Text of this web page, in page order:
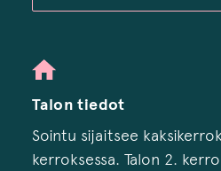
Talon tiedot
Sointu sijaitsee
kerroksessa. Talon 2.